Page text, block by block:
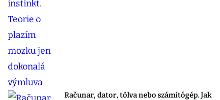
Računar, dator, tölva nebo számítógép. Jak